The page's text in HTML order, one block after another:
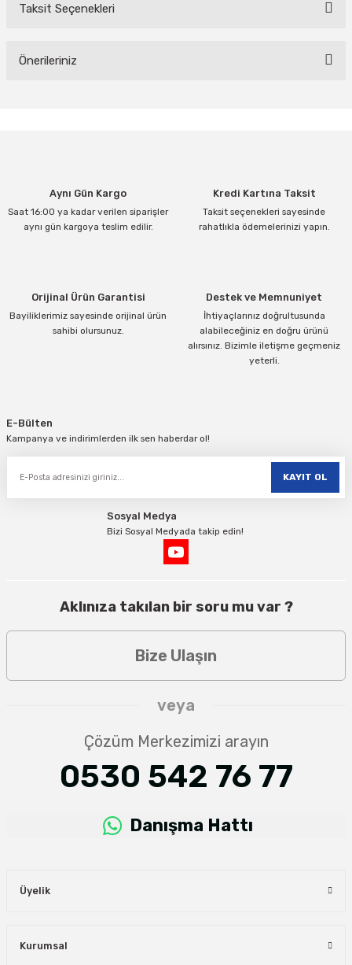
Bu ürüne ilk yorumu siz yapın!
Taksit Seçenekleri
Önerileriniz
Ürün açıklamasında eksik bilgiler bulunuyor.
Ürün bilgilerinde hatalar bulunuyor.
Aynı Gün Kargo
Saat 16:00 ya kadar verilen siparişler
aynı gün kargoya teslim edilir.
Kredi Kartına Taksit
Taksit seçenekleri sayesinde
rahatlıkla ödemelerinizi yapın.
Orijinal Ürün Garantisi
Bayiliklerimiz sayesinde orijinal ürün
sahibi olursunuz.
Destek ve Memnuniyet
İhtiyaçlarınız doğrultusunda
alabileceğiniz en doğru ürünü
alırsınız. Bizimle iletişme geçmeniz
yeterli.
E-Bülten
Kampanya ve indirimlerden ilk sen haberdar ol!
KAYIT OL
Sosyal Medya
Bizi Sosyal Medyada takip edin!
Aklınıza takılan bir soru mu var ?
Bize Ulaşın
veya
Çözüm Merkezimizi arayın
0530 542 76 77
Danışma Hattı
Üyelik
Kurumsal